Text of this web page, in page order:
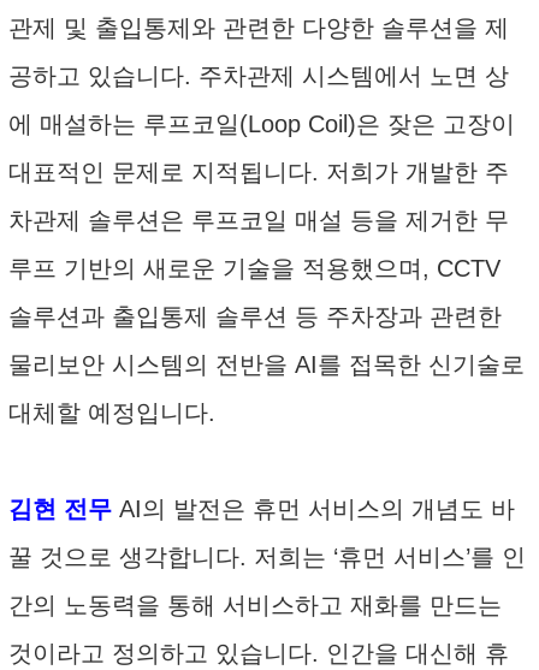
관제 및 출입통제와 관련한 다양한 솔루션을 제
공하고 있습니다. 주차관제 시스템에서 노면 상
에 매설하는 루프코일(Loop Coil)은 잦은 고장이
대표적인 문제로 지적됩니다. 저희가 개발한 주
차관제 솔루션은 루프코일 매설 등을 제거한 무
루프 기반의 새로운 기술을 적용했으며, CCTV
솔루션과 출입통제 솔루션 등 주차장과 관련한
물리보안 시스템의 전반을 AI를 접목한 신기술로
대체할 예정입니다.
김현 전무 AI의 발전은 휴먼 서비스의 개념도 바
꿀 것으로 생각합니다. 저희는 ‘휴먼 서비스’를 인
간의 노동력을 통해 서비스하고 재화를 만드는
것이라고 정의하고 있습니다. 인간을 대신해 휴